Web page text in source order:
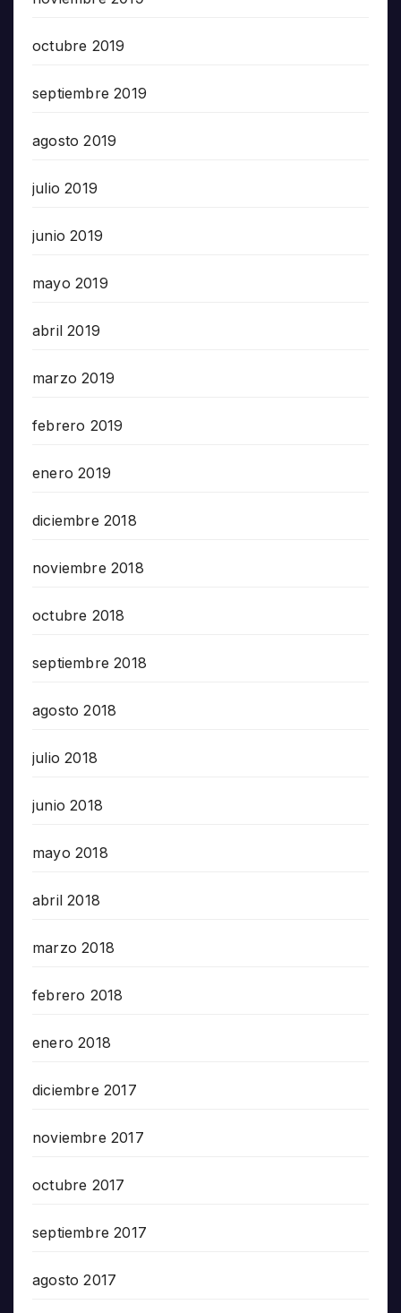
octubre 2019
septiembre 2019
agosto 2019
julio 2019
junio 2019
mayo 2019
abril 2019
marzo 2019
febrero 2019
enero 2019
diciembre 2018
noviembre 2018
octubre 2018
septiembre 2018
agosto 2018
julio 2018
junio 2018
mayo 2018
abril 2018
marzo 2018
febrero 2018
enero 2018
diciembre 2017
noviembre 2017
octubre 2017
septiembre 2017
agosto 2017